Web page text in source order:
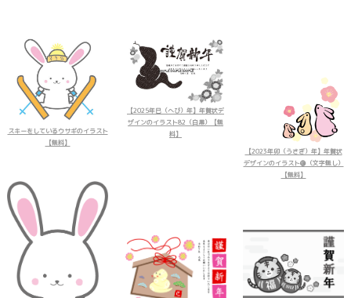
スキーをしているウサギのイラスト
【無料】
【2025年巳（へび）年】年賀状デ
ザインのイラスト82（白黒）【無
料】
【2023年卯（うさぎ）年】年賀状
デザインのイラスト⓯（文字無し）
【無料】